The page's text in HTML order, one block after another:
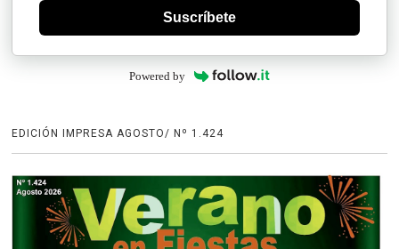
Suscríbete
Powered by
EDICIÓN IMPRESA AGOSTO/ Nº 1.424